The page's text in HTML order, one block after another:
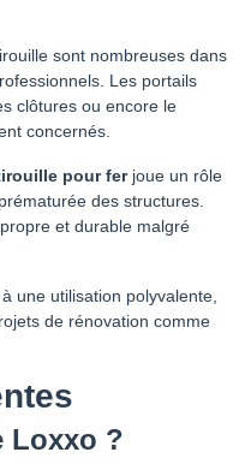
sont nombreuses dans
Les portails
clôtures ou encore le
concernés.
pour ferjoue un rôle
des structures.
et durable malgré
une utilisation polyvalente,
de rénovation comme
Loxxo ?